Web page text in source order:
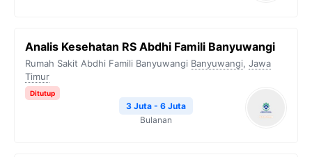
Analis Kesehatan RS Abdhi Famili Banyuwangi
Rumah Sakit Abdhi Famili Banyuwangi Banyuwangi, Jawa
Timur
Ditutup
3 Juta - 6 Juta
Bulanan